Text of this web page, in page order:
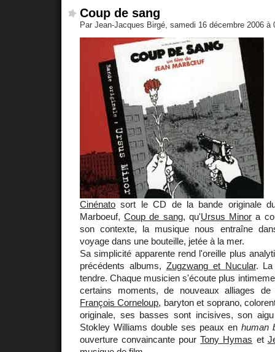
Coup de sang
Par Jean-Jacques Birgé, samedi 16 décembre 2006 à
Cinénato sort le CD de la bande originale
Marboeuf,Coup de sang, qu'Ursus Minor a
son contexte, la musique nous entraîne
voyage dans une bouteille, jetée à la mer.
Sa simplicité apparente rend l'oreille plus
précédents albums, Zugzwang et Nucular. La
tendre. Chaque musicien s'écoute plus
certains moments, de nouveaux alliages
François Corneloup, baryton et soprano,
originale, ses basses sont incisives, son
Stokley Williams double ses peaux en human
ouverture convaincante pourTony Hymas et